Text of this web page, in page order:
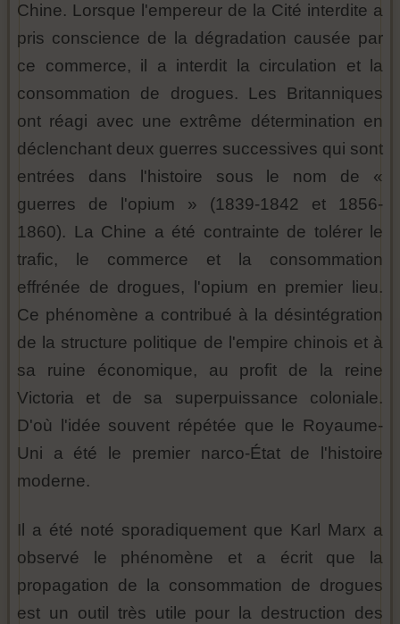
Chine. Lorsque l'empereur de la Cité interdite a
pris conscience de la dégradation causée par
ce commerce, il a interdit la circulation et la
consommation de drogues. Les Britanniques
ont réagi avec une extrême détermination en
déclenchant deux guerres successives qui sont
entrées dans l'histoire sous le nom de «
guerres de l'opium » (1839-1842 et 1856-
1860). La Chine a été contrainte de tolérer le
trafic, le commerce et la consommation
effrénée de drogues, l'opium en premier lieu.
Ce phénomène a contribué à la désintégration
de la structure politique de l'empire chinois et à
sa ruine économique, au profit de la reine
Victoria et de sa superpuissance coloniale.
D'où l'idée souvent répétée que le Royaume-
Uni a été le premier narco-État de l'histoire
moderne.
Il a été noté sporadiquement que Karl Marx a
observé le phénomène et a écrit que la
propagation de la consommation de drogues
est un outil très utile pour la destruction des